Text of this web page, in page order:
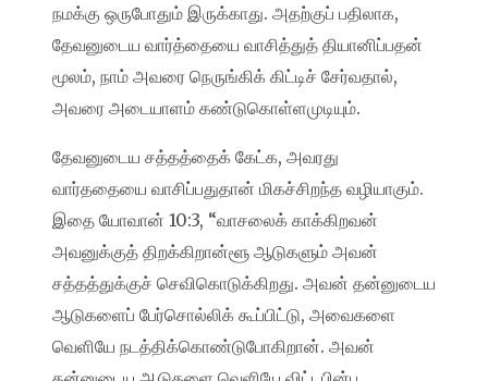
நமக்கு ஒருபோதும் இருக்காது. அதற்குப் பதிலாக,
தேவனுடைய வார்த்தையை வாசித்துத் தியானிப்பதன்
மூலம், நாம் அவரை நெருங்கிக் கிட்டிச் சேர்வதால்,
அவரை அடையாளம் கண்டுகொள்ளமுடியும்.
தேவனுடைய சத்தத்தைக் கேட்க, அவரது
வார்ததையை வாசிப்பதுதான் மிகச்சிறந்த வழியாகும்.
இதை யோவான் 10:3, “வாசலைக் காக்கிறவன்
அவனுக்குத் திறக்கிறான்ளூ ஆடுகளும் அவன்
சத்தத்துக்குச் செவிகொடுக்கிறது. அவன் தன்னுடைய
ஆடுகளைப் பேர்சொல்லிக் கூப்பிட்டு, அவைகளை
வெளியே நடத்திக்கொண்டுபோகிறான். அவன்